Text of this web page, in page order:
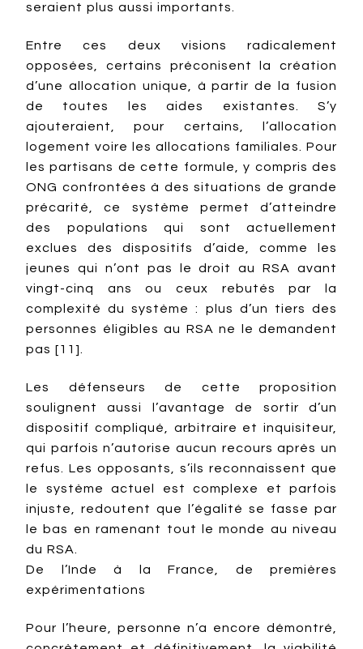
seraient plus aussi importants.
Entre ces deux visions radicalement
opposées, certains préconisent la création
d’une allocation unique, à partir de la fusion
de toutes les aides existantes. S’y
ajouteraient, pour certains, l’allocation
logement voire les allocations familiales. Pour
les partisans de cette formule, y compris des
ONG confrontées à des situations de grande
précarité, ce système permet d’atteindre
des populations qui sont actuellement
exclues des dispositifs d’aide, comme les
jeunes qui n’ont pas le droit au RSA avant
vingt-cinq ans ou ceux rebutés par la
complexité du système : plus d’un tiers des
personnes éligibles au RSA ne le demandent
pas [11].
Les défenseurs de cette proposition
soulignent aussi l’avantage de sortir d’un
dispositif compliqué, arbitraire et inquisiteur,
qui parfois n’autorise aucun recours après un
refus. Les opposants, s’ils reconnaissent que
le système actuel est complexe et parfois
injuste, redoutent que l’égalité se fasse par
le bas en ramenant tout le monde au niveau
du RSA.
De l’Inde à la France, de premières
expérimentations
Pour l’heure, personne n’a encore démontré,